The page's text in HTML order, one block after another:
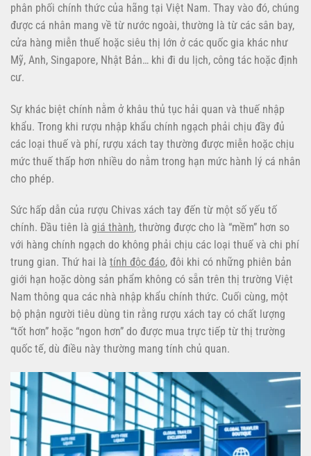
phân phối chính thức của hãng tại Việt Nam. Thay vào đó, chúng
được cá nhân mang về từ nước ngoài, thường là từ các sân bay,
cửa hàng miễn thuế hoặc siêu thị lớn ở các quốc gia khác như
Mỹ, Anh, Singapore, Nhật Bản… khi đi du lịch, công tác hoặc định
cư.
Sự khác biệt chính nằm ở khâu thủ tục hải quan và thuế nhập
khẩu. Trong khi rượu nhập khẩu chính ngạch phải chịu đầy đủ
các loại thuế và phí, rượu xách tay thường được miễn hoặc chịu
mức thuế thấp hơn nhiều do nằm trong hạn mức hành lý cá nhân
cho phép.
Sức hấp dẫn của rượu Chivas xách tay đến từ một số yếu tố
chính. Đầu tiên là giá thành, thường được cho là “mềm” hơn so
với hàng chính ngạch do không phải chịu các loại thuế và chi phí
trung gian. Thứ hai là tính độc đáo, đôi khi có những phiên bản
giới hạn hoặc dòng sản phẩm không có sẵn trên thị trường Việt
Nam thông qua các nhà nhập khẩu chính thức. Cuối cùng, một
bộ phận người tiêu dùng tin rằng rượu xách tay có chất lượng
“tốt hơn” hoặc “ngon hơn” do được mua trực tiếp từ thị trường
quốc tế, dù điều này thường mang tính chủ quan.